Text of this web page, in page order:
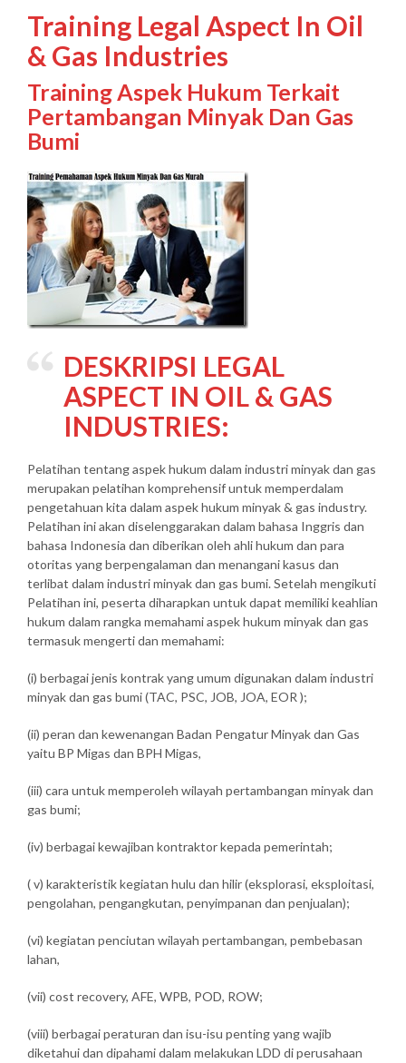
Training Legal Aspect In Oil
& Gas Industries
Training Aspek Hukum Terkait
Pertambangan Minyak Dan Gas
Bumi
DESKRIPSI LEGAL
ASPECT IN OIL & GAS
INDUSTRIES:
Pelatihan tentang aspek hukum dalam industri minyak dan gas
merupakan pelatihan komprehensif untuk memperdalam
pengetahuan kita dalam aspek hukum minyak & gas industry.
Pelatihan ini akan diselenggarakan dalam bahasa Inggris dan
bahasa Indonesia dan diberikan oleh ahli hukum dan para
otoritas yang berpengalaman dan menangani kasus dan
terlibat dalam industri minyak dan gas bumi. Setelah mengikuti
Pelatihan ini, peserta diharapkan untuk dapat memiliki keahlian
hukum dalam rangka memahami aspek hukum minyak dan gas
termasuk mengerti dan memahami:
(i) berbagai jenis kontrak yang umum digunakan dalam industri
minyak dan gas bumi (TAC, PSC, JOB, JOA, EOR );
(ii) peran dan kewenangan Badan Pengatur Minyak dan Gas
yaitu BP Migas dan BPH Migas,
(iii) cara untuk memperoleh wilayah pertambangan minyak dan
gas bumi;
(iv) berbagai kewajiban kontraktor kepada pemerintah;
( v) karakteristik kegiatan hulu dan hilir (eksplorasi, eksploitasi,
pengolahan, pengangkutan, penyimpanan dan penjualan);
(vi) kegiatan penciutan wilayah pertambangan, pembebasan
lahan,
(vii) cost recovery, AFE, WPB, POD, ROW;
(viii) berbagai peraturan dan isu-isu penting yang wajib
diketahui dan dipahami dalam melakukan LDD di perusahaan